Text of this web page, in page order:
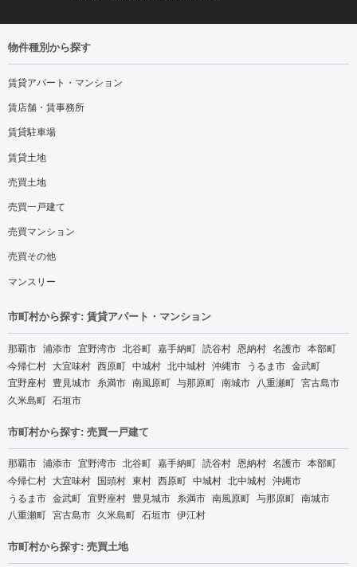
物件種別から探す
賃貸アパート・マンション
賃店舗・賃事務所
賃貸駐車場
賃貸土地
売買土地
売買一戸建て
売買マンション
売買その他
マンスリー
市町村から探す: 賃貸アパート・マンション
那覇市 浦添市 宜野湾市 北谷町 嘉手納町 読谷村 恩納村 名護市 本部町
今帰仁村 大宜味村 西原町 中城村 北中城村 沖縄市 うるま市 金武町
宜野座村 豊見城市 糸満市 南風原町 与那原町 南城市 八重瀬町 宮古島市
久米島町 石垣市
市町村から探す: 売買一戸建て
那覇市 浦添市 宜野湾市 北谷町 嘉手納町 読谷村 恩納村 名護市 本部町
今帰仁村 大宜味村 国頭村 東村 西原町 中城村 北中城村 沖縄市
うるま市 金武町 宜野座村 豊見城市 糸満市 南風原町 与那原町 南城市
八重瀬町 宮古島市 久米島町 石垣市 伊江村
市町村から探す: 売買土地